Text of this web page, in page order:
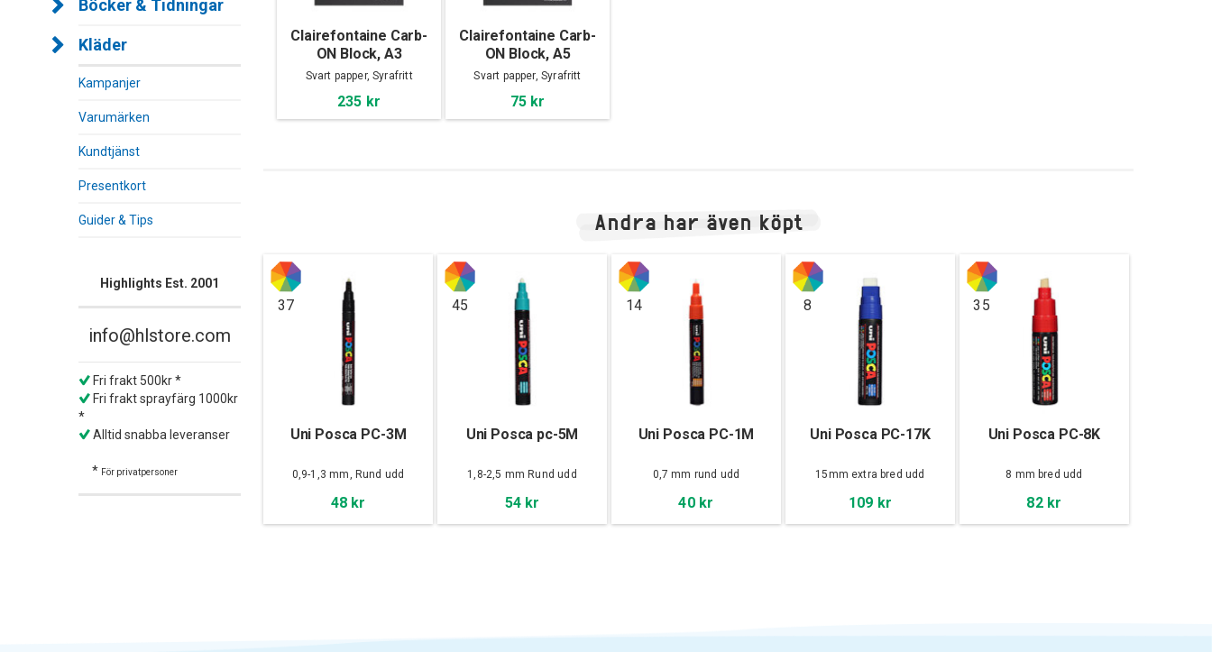
Böcker & Tidningar
Kläder
Kampanjer
Varumärken
Kundtjänst
Presentkort
Guider & Tips
Highlights Est. 2001
info@hlstore.com
Fri frakt 500kr *
Fri frakt sprayfärg 1000kr
*
Alltid snabba leveranser
* För privatpersoner
Clairefontaine Carb-
ON Block, A3
Svart papper, Syrafritt
235 kr
Clairefontaine Carb-
ON Block, A5
Svart papper, Syrafritt
75 kr
Andra har även köpt
37
Uni Posca PC-3M
0,9-1,3 mm, Rund udd
48 kr
45
Uni Posca pc-5M
1,8-2,5 mm Rund udd
54 kr
14
Uni Posca PC-1M
0,7 mm rund udd
40 kr
8
Uni Posca PC-17K
15mm extra bred udd
109 kr
35
Uni Posca PC-8K
8 mm bred udd
82 kr